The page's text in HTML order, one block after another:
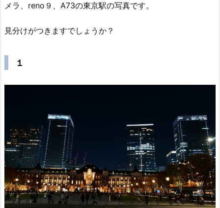
メラ、reno９、A73の東京駅の写真です。
見分けがつきますでしょうか？
１